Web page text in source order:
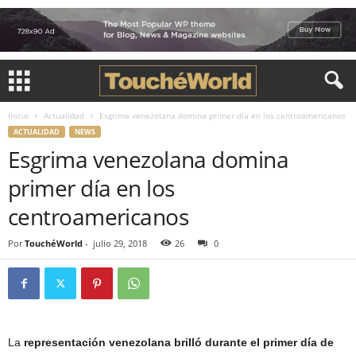
Inicio Actualidad Esgrima venezolana domina primer día en los centroamericanos
ACTUALIDAD NEWS
Esgrima venezolana domina
primer día en los
centroamericanos
Por TouchéWorld - julio 29, 2018 26 0
La representación venezolana brilló durante el primer día de